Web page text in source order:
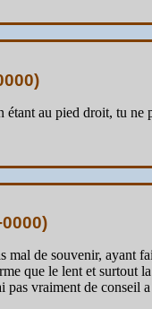
)
au pied droit, tu
)
mal de souvenir, ayant
que le lent et surtout
pas vraiment de conseil